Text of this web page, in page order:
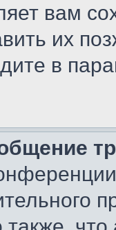
вам
их
в